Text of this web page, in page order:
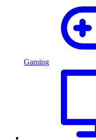
Gaming